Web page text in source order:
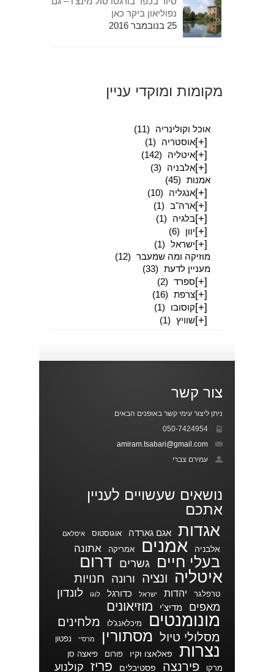
נפוליאון ביקר כאן
25 בנובמבר 2016
מקומות ומוקדי עניין
אוכל וקולינריה
(11)
[+]אוסטריה (1)
[+]איטליה (142)
[+]אלבניה
(3)
אמנות (45)
[+]אנגליה (10)
[+]ארה"ב (1)
[+]בלגיה (1)
[+]יוון (6)
[+]ישראל (1)
מוזיקה ומה שמעבר (12)
מעניין לדעת (33)
[+]ספרד (2)
[+]צרפת (16)
[+]קוסובו (1)
[+]שוויץ (1)
צור קשר
ניתן ליצור עימי קשר באופנים הבאים
050-7424954
amiram.tsabari@gmail.com
עמירם צברי
נושאים שעשויים לעניין
אתכם
אגדות אגם גארדה אוגוסטוס איסלאם
אלבניה אמנים אמריקה אתונה
בעלי חיים גשרים דרום
איטליה
ונציה ורונה חנויות
טרפלגר יהדות ישראל כדורגל לוגו לונדון
מאפים מדיצ'י מוזיאונים
מונומנטים מיכלאנג'לו
מלחינים
מסלולי טיול מסתורין מרסיי נפטון
נצרות פאלאצו וקיו פורום
פיאצה סן
מרקו
פירנצה פסטיבלים פריז קולנוע